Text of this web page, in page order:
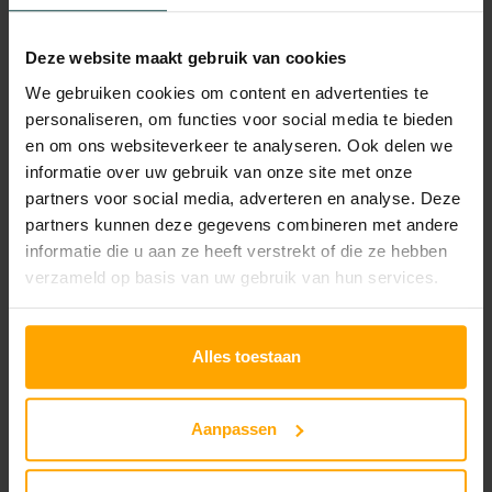
Deze website maakt gebruik van cookies
We gebruiken cookies om content en advertenties te
personaliseren, om functies voor social media te bieden
en om ons websiteverkeer te analyseren. Ook delen we
informatie over uw gebruik van onze site met onze
partners voor social media, adverteren en analyse. Deze
partners kunnen deze gegevens combineren met andere
informatie die u aan ze heeft verstrekt of die ze hebben
verzameld op basis van uw gebruik van hun services.
Alles toestaan
Aanpassen
uitgevoerd. De minimale tussentijd is 2 weken. Bij
mijn advies kan worden bijgesteld.
Acne en licht- en
lasertherapie
Bij licht- en lasertherapie worden piepkleine gaatjes
in de huid gemaakt. Ik gebruik daarvoor een
laserapparaat. De gaatjes die ik daarmee in de huid
onder de opperhuid (link huidlagen) aan het werk
worden gezet. De huidstructuur wordt hierdoor
verbeterd. Met deze therapie kunnen ook littekens
behandeld worden. Hoewel het misschien eng klinkt,